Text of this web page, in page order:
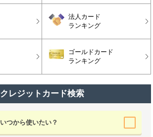
法人カード
ランキング
ゴールドカード
ランキング
クレジットカード検索
いつから使いたい？